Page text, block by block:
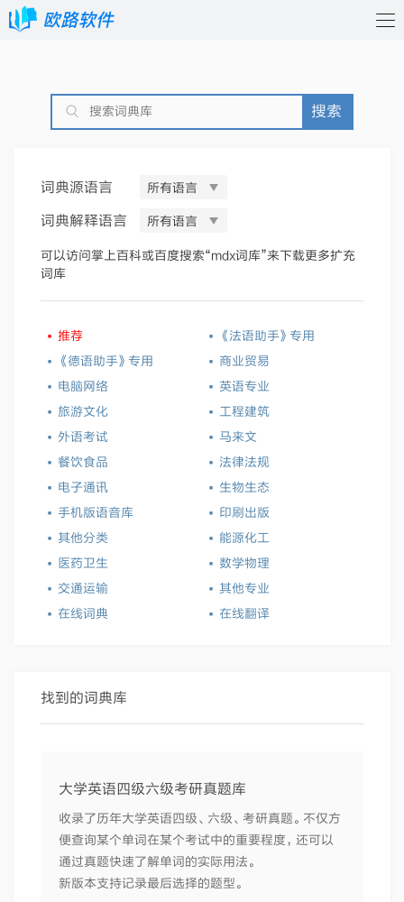
搜索
词典源语言 所有语言
词典解释语言
所有语言
可以访问掌上百科或百度搜索“mdx词库”来下载更多扩充
词库
· 推荐 · 《法语助手》专用
· 《德语助手》专用 · 商业贸易
· 电脑网络 · 英语专业
· 旅游文化 · 工程建筑
· 外语考试 · 马来文
· 餐饮食品 · 法律法规
· 电子通讯 · 生物生态
· 手机版语音库 · 印刷出版
· 其他分类 · 能源化工
· 医药卫生 · 数学物理
· 交通运输 · 其他专业
· 在线词典 · 在线翻译
找到的词典库
大学英语四级六级考研真题库
收录了历年大学英语四级、六级、考研真题。不仅方
便查询某个单词在某个考试中的重要程度，还可以
通过真题快速了解单词的实际用法。
新版本支持记录最后选择的题型。